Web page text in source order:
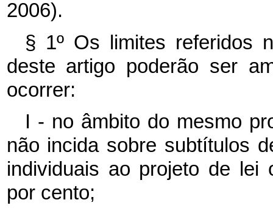
2006).
§ 1º Os limites referidos
deste artigo poderão ser
ocorrer:
I - no âmbito do mesmo
não incida sobre subtítulos
individuais ao projeto de lei
por cento;